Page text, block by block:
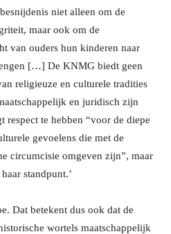
niet alleen om de
maar ook om de
van ouders hun kinderen naar
[…] De KNMG biedt geen
religieuze en culturele tradities
en juridisch zijn
respect te hebben “voor de diepe
gevoelens die met de
circumcisie omgeven zijn”, maar
standpunt.’
Dat betekent dus ook dat de
wortels maatschappelijk